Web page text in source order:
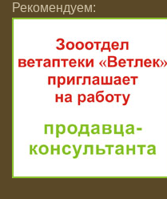
Рекомендуем: